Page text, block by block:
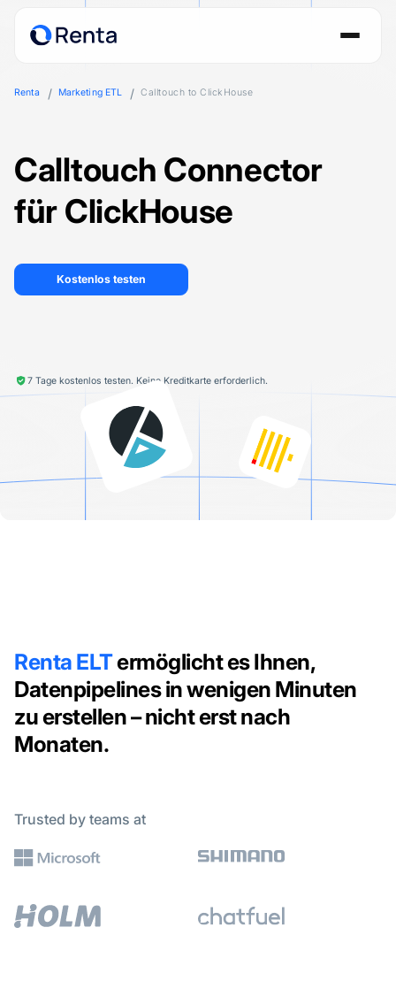
Renta Marketing ETL Calltouch to ClickHouse
Calltouch Connector
für ClickHouse
Kostenlos testen
7 Tage kostenlos testen. Keine Kreditkarte erforderlich.
Renta ELTermöglicht es Ihnen,
Datenpipelines in wenigen Minuten
zu erstellen – nicht erst nach
Monaten.
Trusted by teams at